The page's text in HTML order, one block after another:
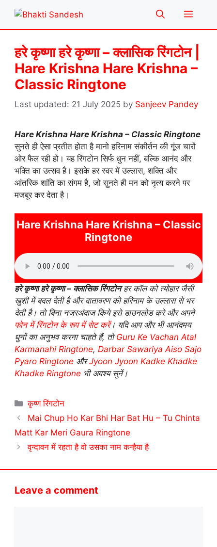
content
Menu
हरे कृष्णा हरे कृष्णा – क्लासिक रिंगटोन |
Hare Krishna Hare Krishna –
Classic Ringtone
21 July 2025 by Sanjeev Pandey
Hare Krishna Hare Krishna – Classic Ringtone
सुनते ही ऐसा प्रतीत होता है मानो हरिनाम संकीर्तन की गूंज चारों
ओर फैल रही हो। यह रिंगटोन सिर्फ धुन नहीं, बल्कि आनंद और
भक्ति का उत्सव है। इसके हर स्वर में उल्लास, शक्ति और
आंतरिक शांति का संगम है, जो सुनते ही मन को नृत्य करने पर
मजबूर कर देता है।
Hare Krishna Hare Krishna – Classic
Ringtone
हरे कृष्णा हरे कृष्णा – क्लासिक रिंगटोनहर कॉल को त्योहार जैसी
खुशी में बदल देती है और वातावरण को हरिनाम के उल्लास से भर
देती है। तो बिना नजरअंदाज किये इसे डाउनलोड करे और अपने
फोन में रिंगटोन के रूप में सेट करें। यदि आप और भी आनंदमय
धुनों का अनुभव करना चाहते हैं, तोGuru Ke Vachan Atal
Karmanahi Ringtone, Darbar Sawariya Aiso Sajo
Pyaro Ringtone औरJyoon Jyoon Kadke Khadke
Khadke Ringtone भी अवश्य सुनें।
Categories
कृष्ण रिंगटोन
Mai Chup Ho Kar Bhi Har Bat Hu – Tu Chinta
Matt Kar Meri Gaura Ringtone
वृन्दावन में रहता है वो उसका नाम कन्हैया है
Leave a comment